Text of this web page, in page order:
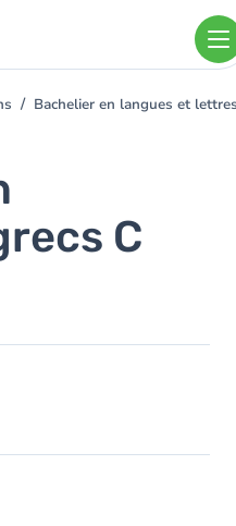
Bachelier en langues et
C